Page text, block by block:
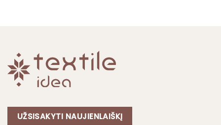
UŽSISAKYTI NAUJIENLAIŠKĮ